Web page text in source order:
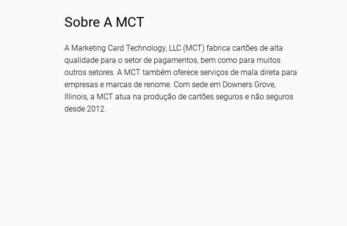
Sobre A MCT
A Marketing Card Technology, LLC (MCT) fabrica cartões de alta
qualidade para o setor de pagamentos, bem como para muitos
outros setores. A MCT também oferece serviços de mala direta para
empresas e marcas de renome. Com sede em Downers Grove,
Illinois, a MCT atua na produção de cartões seguros e não seguros
desde 2012.